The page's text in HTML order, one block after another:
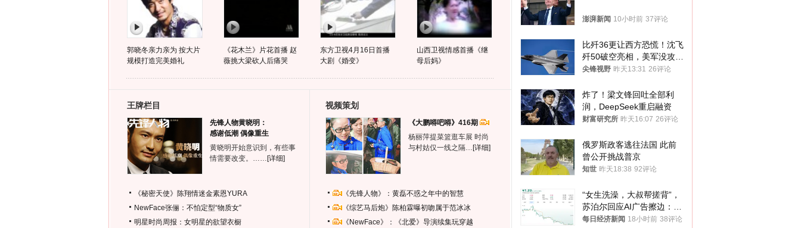
郭晓冬亲力亲为 按大片
规模打造完美婚礼
《花木兰》片花首播 赵
薇挑大梁砍人后痛哭
东方卫视4月16日首播
大剧《婚变》
山西卫视情感首播《继
母后妈》
王牌栏目
先锋人物黄晓明：
感谢低潮 偶像重生
黄晓明开始意识到，有些事
情需要改变。…… [详细]
《秘密天使》陈翔情迷金素恩YURA
NewFace张俪：不怕定型“物质女”
明星时尚周报：女明星的欲望衣橱
视频策划
《大鹏嘚吧嘚》416期
杨丽萍提菜篮逛车展 时尚
与村姑仅一线之隔… [详细]
《先锋人物》：黄磊不惑之年中的智慧
《综艺马后炮》陈柏霖曝初吻属于范冰冰
《NewFace》：《北爱》导演续集玩穿越
澎湃新闻 10小时前 37评论
比歼36更让西方恐慌！沈飞
歼50破空亮相，美军没攻克
的技术被拿下
尖锋视野 昨天13:31 26评论
炸了！梁文锋回吐全部利
润，DeepSeek重启融资
财富研究所 昨天16:07 26评论
俄罗斯政客逃往法国 此前
曾公开挑战普京
知世 昨天18:38 92评论
“女生洗澡，大叔帮搓背”，
苏泊尔回应AI广告擦边：视
频全下架，已强化内容管理
每日经济新闻 18小时前 38评论